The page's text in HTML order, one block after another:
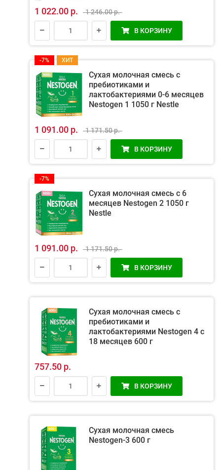
1 022.00 р. 1 246.00 р.
В КОРЗИНУ
-7% ХИТ
Сухая молочная смесь с
пребиотиками и
лактобактериями 0-6 месяцев
Nestogen 1 1050 г Nestle
1 091.00 р. 1 171.50 р.
В КОРЗИНУ
-7%
Сухая молочная смесь с 6
месяцев Nestogen 2 1050 г
Nestle
1 091.00 р. 1 171.50 р.
В КОРЗИНУ
Сухая молочная смесь с
пребиотиками и
лактобактериями Nestogen 4 с
18 месяцев 600 г
757.50 р.
В КОРЗИНУ
Сухая молочная смесь
Nestogen-3 600 г